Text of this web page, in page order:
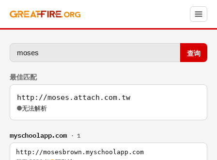
查询
最佳匹配
http://moses.attach.com.tw
无法解析
myschoolapp.com · 1
http://mosesbrown.myschoolapp.com